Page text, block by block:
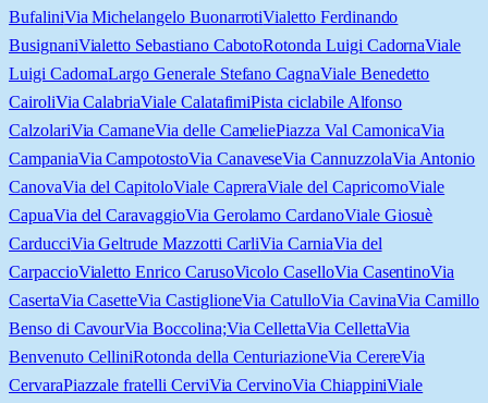
BufaliniVia Michelangelo BuonarrotiVialetto Ferdinando
BusignaniVialetto Sebastiano CabotoRotonda Luigi CadornaViale
Luigi CadornaLargo Generale Stefano CagnaViale Benedetto
CairoliVia CalabriaViale CalatafimiPista ciclabile Alfonso
CalzolariVia CamaneVia delle CameliePiazza Val CamonicaVia
CampaniaVia CampotostoVia CanaveseVia CannuzzolaVia Antonio
CanovaVia del CapitoloViale CapreraViale del CapricornoViale
CapuaVia del CaravaggioVia Gerolamo CardanoViale Giosuè
CarducciVia Geltrude Mazzotti CarliVia CarniaVia del
CarpaccioVialetto Enrico CarusoVicolo CaselloVia CasentinoVia
CasertaVia CasetteVia CastiglioneVia CatulloVia CavinaVia Camillo
Benso di CavourVia Boccolina;Via CellettaVia CellettaVia
Benvenuto CelliniRotonda della CenturiazioneVia CerereVia
CervaraPiazzale fratelli CerviVia CervinoVia ChiappiniViale